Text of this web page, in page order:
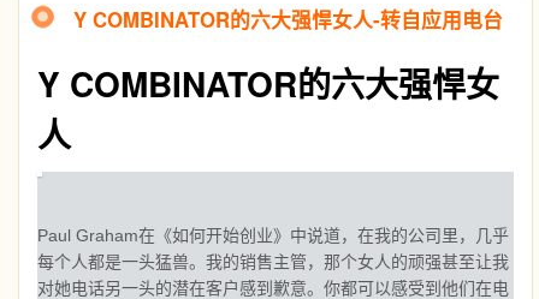
Y COMBINATOR的六大强悍女人-转自应用电台
Y COMBINATOR的六大强悍女
人
Paul Graham在《如何开始创业》中说道，在我的公司里，几乎
每个人都是一头猛兽。我的销售主管，那个女人的顽强甚至让我
对她电话另一头的潜在客户感到歉意。你都可以感受到他们在电